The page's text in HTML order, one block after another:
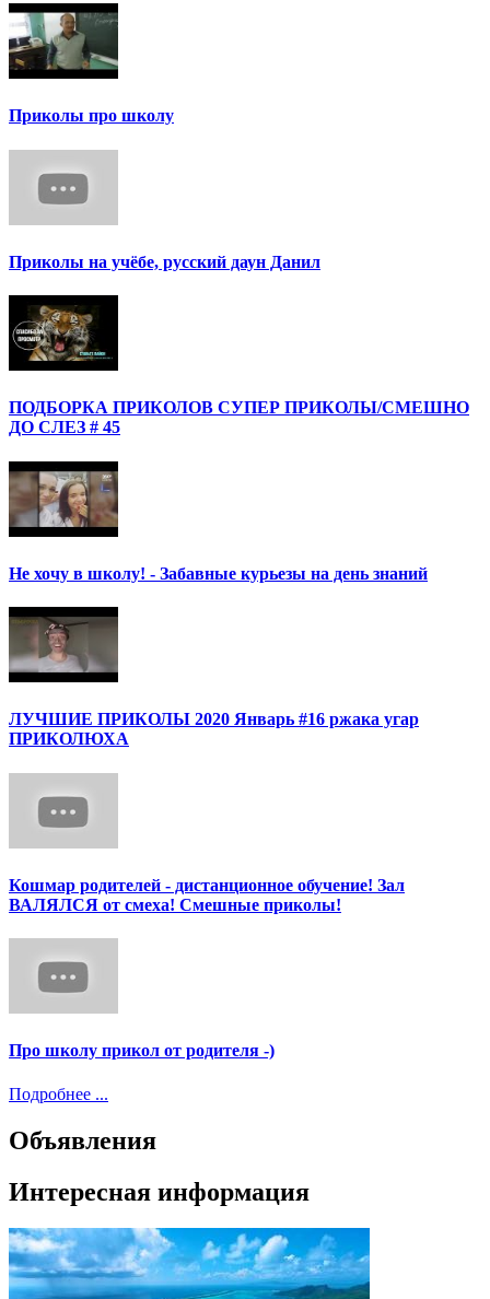
Приколы про школу
Приколы на учёбе, русский даун Данил
ПОДБОРКА ПРИКОЛОВ СУПЕР ПРИКОЛЫ/СМЕШНО
ДО СЛЕЗ # 45
Не хочу в школу! - Забавные курьезы на день знаний
ЛУЧШИЕ ПРИКОЛЫ 2020 Январь #16 ржака угар
ПРИКОЛЮХА
Кошмар родителей - дистанционное обучение! Зал
ВАЛЯЛСЯ от смеха! Смешные приколы!
Про школу прикол от родителя -)
Подробнее ...
Объявления
Интересная информация